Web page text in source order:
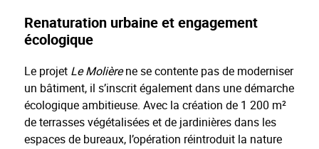
Renaturation urbaine et engagement
écologique
Le projet Le Molièrene se contente pas de moderniser
un bâtiment, il s’inscrit également dans une démarche
écologique ambitieuse. Avec la création de 1 200 m²
de terrasses végétalisées et de jardinières dans les
espaces de bureaux, l’opération réintroduit la nature